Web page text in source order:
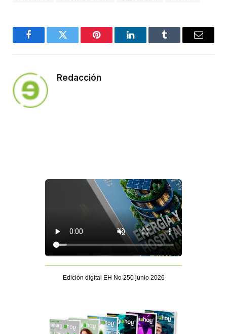
FacebookTwitter Pinterest LinkedInTumblr Email
Redacción
Edición digital EH No 250 junio 2026